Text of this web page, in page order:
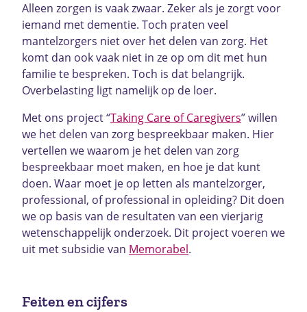
Alleen zorgen is vaak zwaar. Zeker als je zorgt voor
iemand met dementie. Toch praten veel
mantelzorgers niet over het delen van zorg. Het
komt dan ook vaak niet in ze op om dit met hun
familie te bespreken. Toch is dat belangrijk.
Overbelasting ligt namelijk op de loer.
Met ons project “Taking Care of Caregivers” willen
we het delen van zorg bespreekbaar maken. Hier
vertellen we waarom je het delen van zorg
bespreekbaar moet maken, en hoe je dat kunt
doen. Waar moet je op letten als mantelzorger,
professional, of professional in opleiding? Dit doen
we op basis van de resultaten van een vierjarig
wetenschappelijk onderzoek. Dit project voeren we
uit met subsidie van Memorabel.
Feiten en cijfers